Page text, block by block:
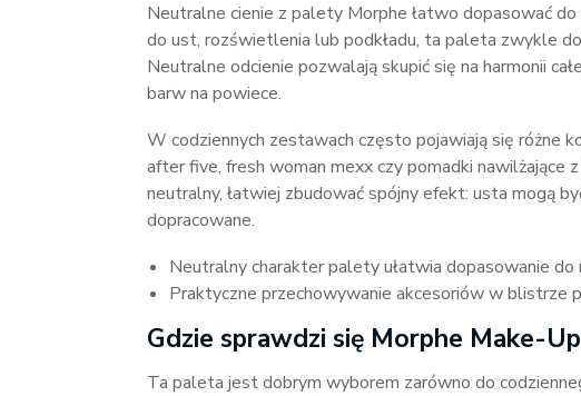
Neutralne cienie z palety Morphe łatwo dopasować
do ust, rozświetlenia lub podkładu, ta paleta zwykle
Neutralne odcienie pozwalają skupić się na harmonii
barw na powiece.
W codziennych zestawach często pojawiają się różne
after five, fresh woman mexx czy pomadki nawilżające
neutralny, łatwiej zbudować spójny efekt: usta mogą
dopracowane.
Neutralny charakter palety ułatwia dopasowanie do
Praktyczne przechowywanie akcesoriów w blistrze
Gdzie sprawdzi się Morphe Make-
Ta paleta jest dobrym wyborem zarówno do